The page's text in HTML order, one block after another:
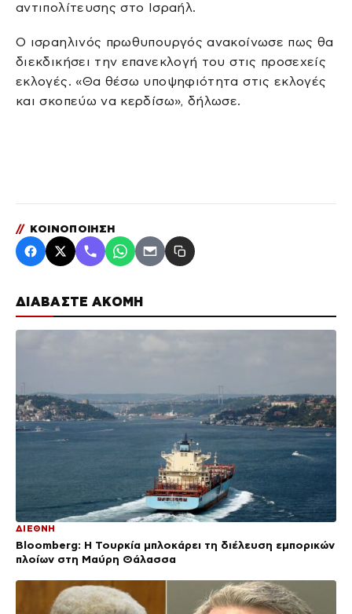
ΔΙΑΒΑΣΤΕ ΑΚΟΜΗ
ΔΙΕΘΝΗ
Bloomberg: Η Τουρκία μπλοκάρει τη διέλευση εμπορικών
πλοίων στη Μαύρη Θάλασσα
αντιπολίτευσης στο Ισραήλ.
Ο ισραηλινός πρωθυπουργός ανακοίνωσε πως θα
διεκδικήσει την επανεκλογή του στις προσεχείς
εκλογές. «Θα θέσω υποψηφιότητα στις εκλογές
και σκοπεύω να κερδίσω», δήλωσε.
// ΚΟΙΝΟΠΟΙΗΣΗ